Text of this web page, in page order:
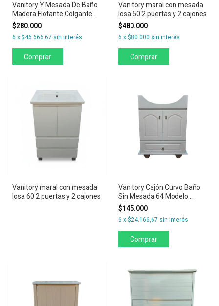
Vanitory Y Mesada De Baño
Madera Flotante Colgante
Blanco 60
$280.000
6 x $46.666,67 sin interés
Comprar
Vanitory maral con mesada
losa 50 2 puertas y 2 cajones
$480.000
6 x $80.000 sin interés
Comprar
Vanitory maral con mesada
losa 60 2 puertas y 2 cajones
Vanitory Cajón Curvo Baño
Sin Mesada 64 Modelo
Venecia
$145.000
6 x $24.166,67 sin interés